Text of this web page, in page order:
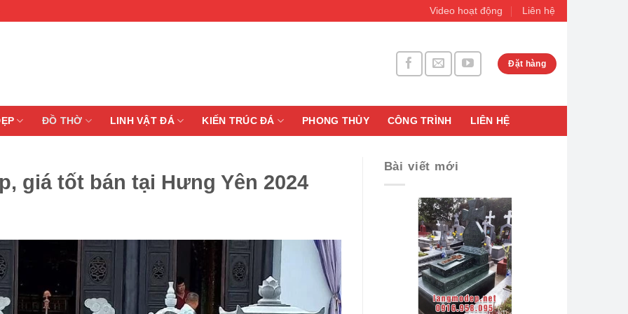
Video hoạt động Liên hệ
Đặt hàng
ĐỒ THỜ LINH VẬT ĐÁ KIẾN TRÚC ĐÁ PHONG THỦY CÔNG TRÌNH LIÊN HỆ
giá tốt bán tại Hưng Yên 2024
Bài viết mới